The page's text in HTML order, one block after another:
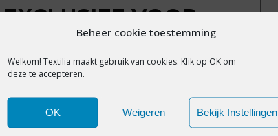
Beheer cookie toestemming
Welkom! Textilia maakt gebruik van cookies. Klik op OK om
deze te accepteren.
OK Weigeren Bekijk Instellingen
VOOR
content?Word nu member voor slechts
content en het volledige archief van
Klik hier.